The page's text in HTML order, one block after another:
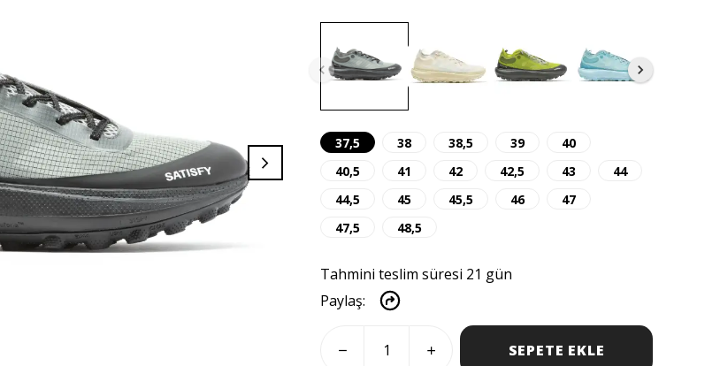
37,5 38 38,5 39
40
40,5
41 42 42,5 43
44
44,5
45 45,5 46
47
47,5
48,5
Tahmini teslim süresi 21 gün
Paylaş:
SEPETE EKLE